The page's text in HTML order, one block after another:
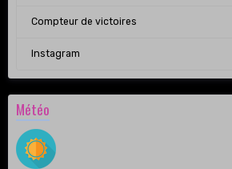
Compteur de victoires
Instagram
Météo